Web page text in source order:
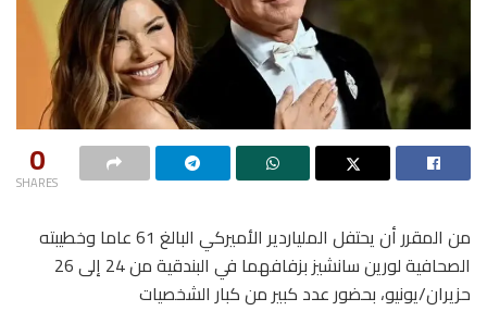
0
SHARES
من المقرر أن يحتفل الملياردير الأميركي البالغ 61 عاما وخطيبته
الصحافية لورين سانشيز بزفافهما في البندقية من 24 إلى 26
حزيران/يونيو، بحضور عدد كبير من كبار الشخصيات